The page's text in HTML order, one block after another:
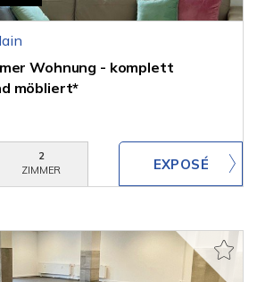
Wohnung - komplett
möbliert*
2
ZIMMER